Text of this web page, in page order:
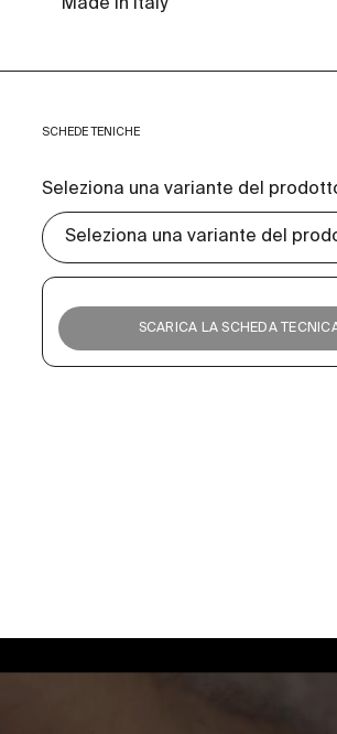
Made in Italy
SCHEDE TENICHE
Seleziona una variante del
SCARICA LA SCHEDA